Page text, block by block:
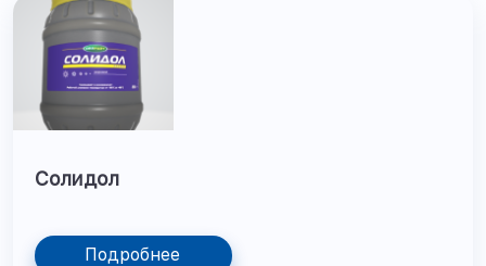
Солидол
Подробнее